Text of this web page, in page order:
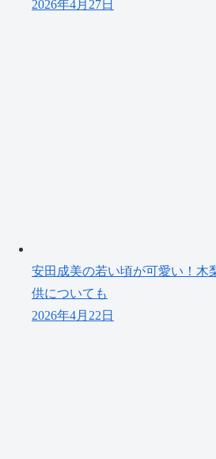
2026年4月27日
安田成美の若い頃が可愛い！木
供についても
2026年4月22日